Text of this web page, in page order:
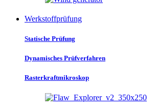
Werkstoffprüfung
Statische Prüfung
Dynamisches Prüfverfahren
Rasterkraftmikroskop